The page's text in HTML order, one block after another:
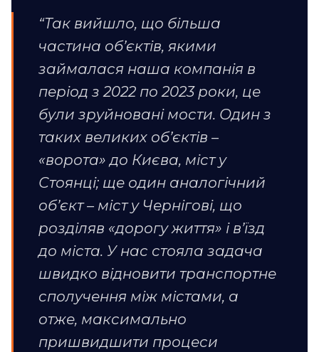
“Так вийшло, що більша
частина об’єктів, якими
займалася наша компанія в
період з 2022 по 2023 роки, це
були зруйновані мости. Один з
таких великих об’єктів –
«ворота» до Києва, міст у
Стоянці; ще один аналогічний
об’єкт – міст у Чернігові, що
розділяв «дорогу життя» і в’їзд
до міста. У нас стояла задача
швидко відновити транспортне
сполучення між містами, а
отже, максимально
пришвидшити процеси